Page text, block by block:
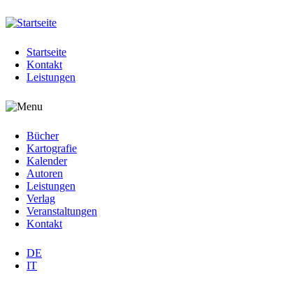
Jump to navigation
Startseite
Kontakt
Leistungen
Bücher
Kartografie
Kalender
Autoren
Leistungen
Verlag
Veranstaltungen
Kontakt
DE
IT